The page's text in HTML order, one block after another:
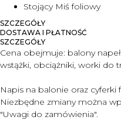
Stojący Miś foliowy
SZCZEGÓŁY
DOSTAWA I PŁATNOŚĆ
SZCZEGÓŁY
Cena obejmuje: balony
wstążki, obciążniki, worki do
Napis na balonie oraz cyferki
Niezbędne zmiany można
"Uwagi do zamówienia".